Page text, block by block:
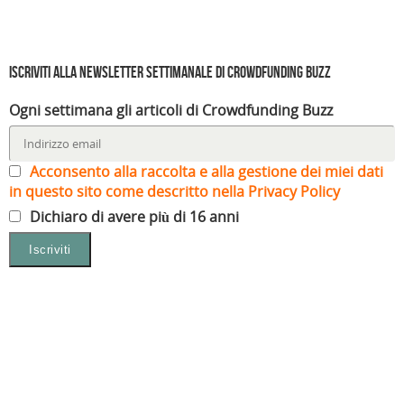
Iscriviti alla Newsletter settimanale di Crowdfunding Buzz
Ogni settimana gli articoli di Crowdfunding Buzz
Acconsento alla raccolta e alla gestione dei miei dati
in questo sito come descritto nella Privacy Policy
Dichiaro di avere più di 16 anni